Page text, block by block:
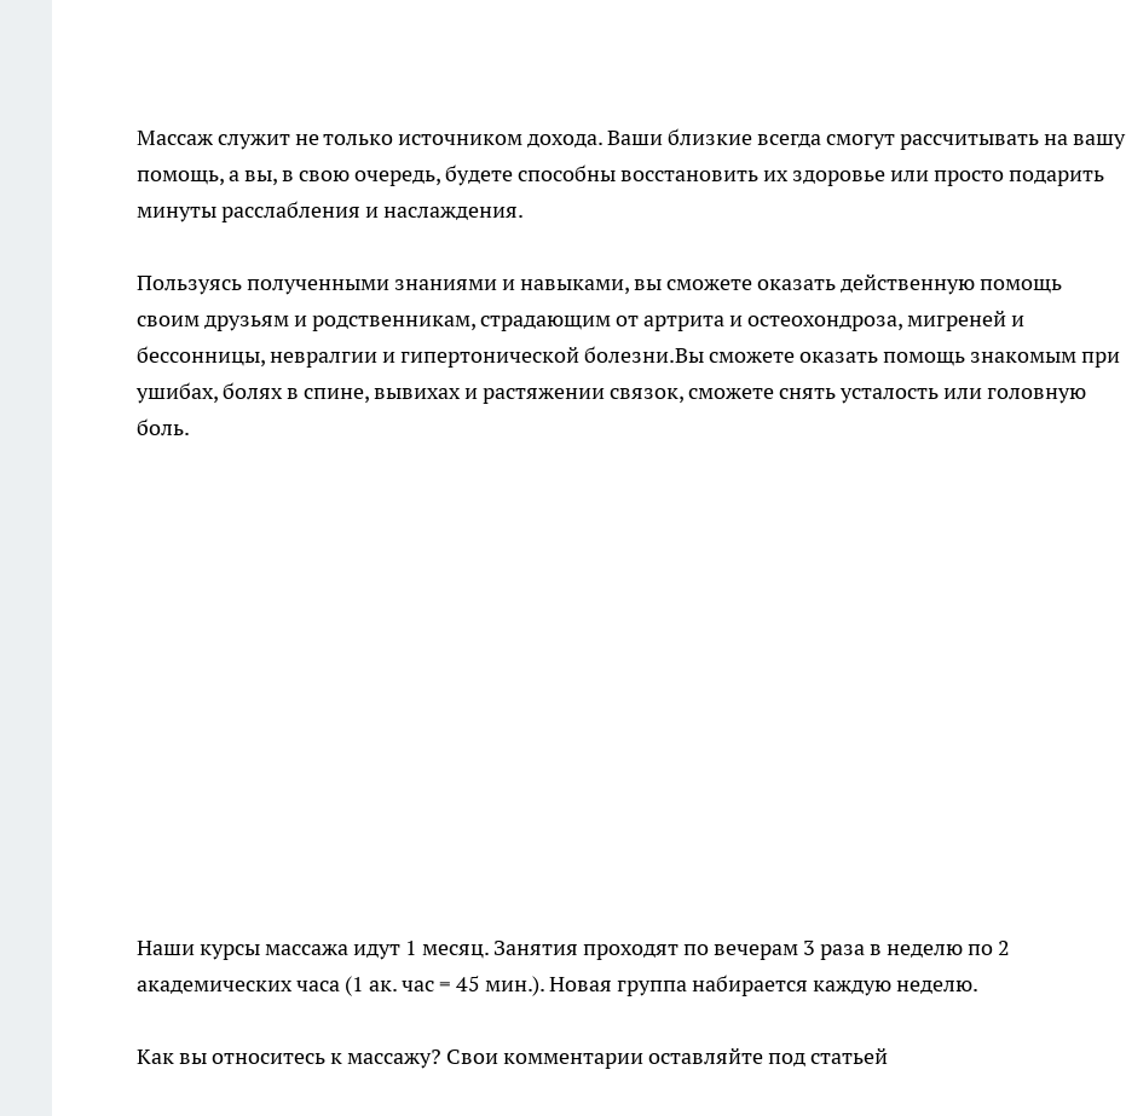
Массаж служит не только источником дохода. Ваши близкие всегда смогут рассчитывать на вашу
помощь, а вы, в свою очередь, будете способны восстановить их здоровье или просто подарить
минуты расслабления и наслаждения.
Пользуясь полученными знаниями и навыками, вы сможете оказать действенную помощь
своим друзьям и родственникам, страдающим от артрита и остеохондроза, мигреней и
бессонницы, невралгии и гипертонической болезни.Вы сможете оказать помощь знакомым при
ушибах, болях в спине, вывихах и растяжении связок, сможете снять усталость или головную
боль.
Наши курсы массажа идут 1 месяц. Занятия проходят по вечерам 3 раза в неделю по 2
академических часа (1 ак. час = 45 мин.). Новая группа набирается каждую неделю.
Как вы относитесь к массажу? Свои комментарии оставляйте под статьей